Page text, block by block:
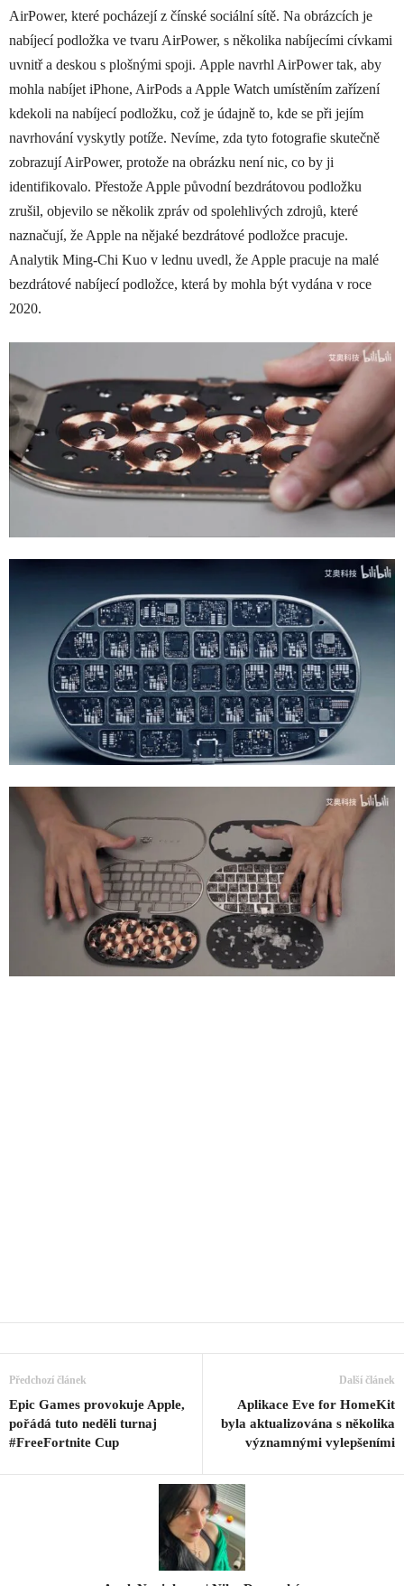
AirPower, které pocházejí z čínské sociální sítě. Na obrázcích je
nabíjecí podložka ve tvaru AirPower, s několika nabíjecími cívkami
uvnitř a deskou s plošnými spoji. Apple navrhl ‌AirPower‌ tak, aby
mohla nabíjet iPhone, AirPods a Apple Watch umístěním zařízení
kdekoli na nabíjecí podložku, což je údajně to, kde se při jejím
navrhování ‌vyskytly potíže. Nevíme, zda tyto fotografie skutečně
zobrazují AirPower, protože na obrázku není nic, co by ji
identifikovalo. Přestože Apple původní bezdrátovou podložku
zrušil, objevilo se několik zpráv od spolehlivých zdrojů, které
naznačují, že Apple na nějaké bezdrátové podložce pracuje.
Analytik Ming-Chi Kuo v lednu uvedl, že Apple pracuje na malé
bezdrátové nabíjecí podložce, která by mohla být vydána v roce
2020.
Předchozí článek
Epic Games provokuje Apple,
pořádá tuto neděli turnaj
#FreeFortnite Cup
Další článek
Aplikace Eve for HomeKit
byla aktualizována s několika
významnými vylepšeními